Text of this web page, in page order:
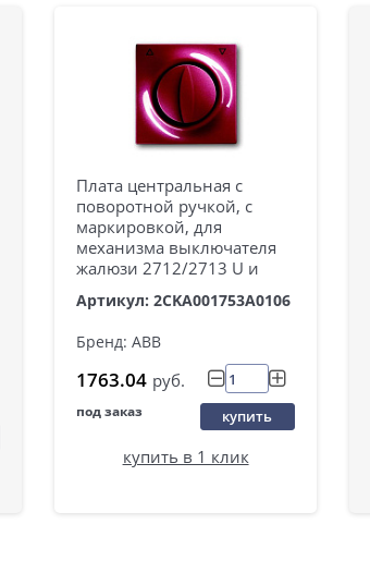
Плата центральная с
поворотной ручкой, с
маркировкой, для
механизма выключателя
жалюзи 2712/2713 U и
Артикул: 2CKA001753A0106
Бренд: ABB
1763.04 руб.
под заказ купить
купить в 1 клик